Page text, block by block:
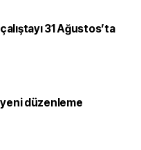
31 Ağustos’ta
düzenleme